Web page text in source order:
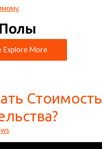
Explore More
Стоимость